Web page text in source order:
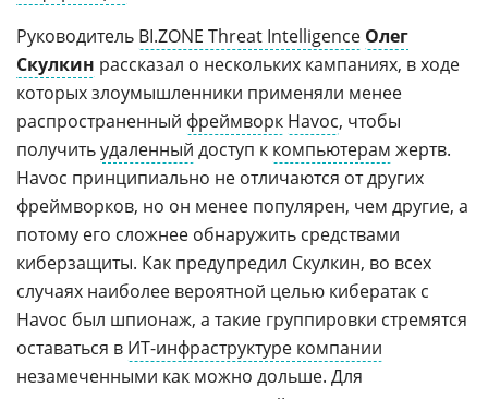
Руководитель BI.ZONE Threat Intelligence Олег
Скулкин рассказал о нескольких кампаниях, в ходе
которых злоумышленники применяли менее
распространенный фреймворк Havoc, чтобы
получитьудаленный доступ к компьютерам жертв.
Havoc принципиально не отличаются от других
фреймворков, но он менее популярен, чем другие, а
потому его сложнее обнаружить средствами
киберзащиты. Как предупредил Скулкин, во всех
случаях наиболее вероятной целью кибератак с
Havoc был шпионаж, а такие группировки стремятся
оставаться в ИТ-инфраструктуре компании
незамеченными как можно дольше. Для